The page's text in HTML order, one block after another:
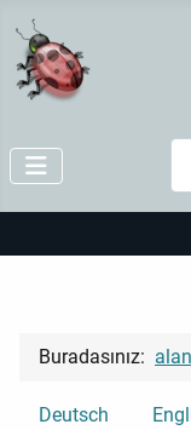
Buradasınız: alan
Dilinizi seçin
Deutsch